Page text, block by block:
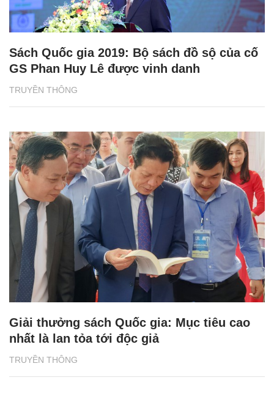
TRUYỀN THÔNG
Sách Quốc gia 2019: Bộ sách đồ sộ của cố
GS Phan Huy Lê được vinh danh
TRUYỀN THÔNG
Giải thưởng sách Quốc gia: Mục tiêu cao
nhất là lan tỏa tới độc giả